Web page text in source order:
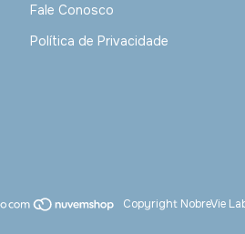
Fale Conosco
Política de Privacidade
Copyright NobreVie